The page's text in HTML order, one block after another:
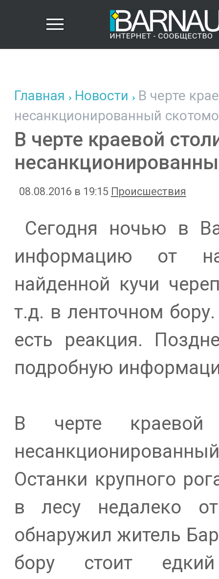
Главная Новости В черте
несанкционированный
В черте краевой
08.08.2016 в 19:15 Происшествия
Сегодня ночью в
информацию от
найденной кучи
т.д. в ленточном
есть реакция.
подробную
В черте краевой
Останки крупного
в лесу недалеко
обнаружил житель
бору стоит